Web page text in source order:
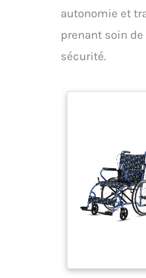
autonomie et
prenant soin
sécurité.